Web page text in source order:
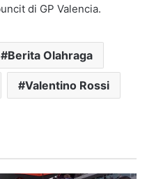
di GP Valencia.
Berita Olahraga
Valentino Rossi